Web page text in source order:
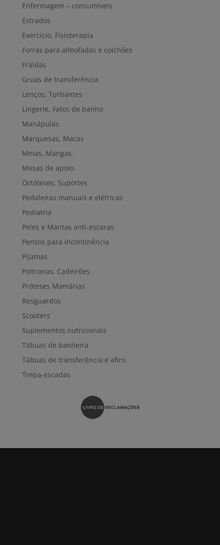
Enfermagem – consumíveis
Estrados
Exercício, Fisioterapia
Forras para almofadas e colchões
Fraldas
Gruas de transferência
Lenços, Turbantes
Lingerie, Fatos de banho
Manápulas
Marquesas, Macas
Meias, Mangas
Mesas de apoio
Ortóteses, Suportes
Pedaleiras manuais e elétricas
Pediatria
Peles e Mantas anti-escaras
Pensos para incontinência
Pijamas
Poltronas, Cadeirões
Próteses Mamárias
Resguardos
Scooters
Suplementos nutricionais
Tábuas de banheira
Tábuas de transferência e afins
Trepa-escadas